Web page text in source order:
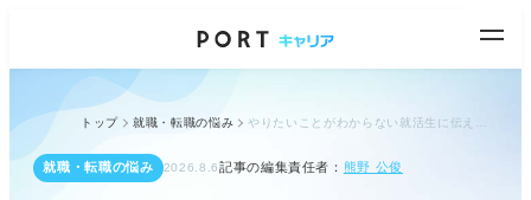
トップ 就職・転職の悩み
就職・転職の悩み 2026.8.6記事の編集責任者： 熊野 公俊